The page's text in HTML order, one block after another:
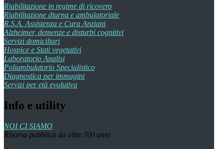
Riabilitazione in regime di ricovero
Riabilitazione diurna e ambulatoriale
R.S.A. Assistenza e Cura Anziani
Alzheimer, demenze e disturbi cognitivi
Servizi domiciliari
Hospice e Stati vegetativi
Laboratorio Analisi
Poliambulatorio Specialistico
Diagnostica per immagini
Servizi per età evolutiva
Info e utility
NOI CI SIAMO
Risorsa pubblica da oltre 700 anni